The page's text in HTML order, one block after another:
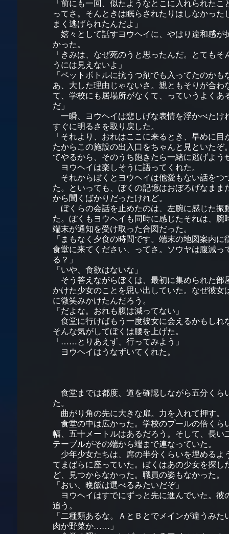
「前にも一回、似たようなとこに入れられたこ
ってさ。そんときは眠らされたりはしなかった
まく逃げられたんだよ」
嬉々として話すヨウヘイに、やはり違和感が
かった。
「きみは、なぜ死のうと思ったんだ。とてもそ
うには見えないよ」
「ペットボトルに抗うつ剤でも入ってたのかも
あ、大した理由じゃないさ。親ともそりが合わ
て、学校にも居場所がなくて、っていうよくあ
だ」
一瞬、ヨウヘイは悲しげな表情を浮かべたけ
すぐに明るさを取り戻した。
「それより、おれはここに来るとき、早めに目
たからこの施設の出入口をちゃんと見といたぞ
てやるから、そのうち飽きたら一緒に逃げよう
ヨウヘイは楽しそうに語ってくれた。
それからぼくとヨウヘイは他愛もない話をつ
た。といっても、ぼくの記憶はおぼろげなまま
から聞くばかりだったけれど。
ぼくらの会話を止めたのは、左腕に感じた振
た。ぼくもヨウヘイも同時に感じたそれは、腕
端末が通知を受け取った合図だった。
「まもなく夕食の時間です。端末の地図案内に
食堂に来てください、ってさ。ソウヤは腹減っ
る？」
「いや、食欲はないな」
そう答えながらぼくは、最初に集められた部
かけた少女のことを思い出していた。なぜ彼女
に微笑みかけたんだろう。
「だよな。おれも腹は減ってない」
食堂に行けばもう一度彼女に会えるかもしれ
そんな気がしてぼくは腰を上げた。
「……とりあえず、行ってみよう」
ヨウヘイはうなずいてくれた。
食堂までは都度、道を確認しながら五分くら
た。
曲がり角の先に大きな扉。力を入れて押す。
食堂の中は広かった。学校のプールの倍くら
幅、五十メートルはあるだろう。そして、長い
テーブルがその端から端まで連なっていた。
少年少女たちは、席の半分くらいを埋めるよ
てまばらに座っていた。ぼくはあの少女を探し
ど、見つからなかった。職員の姿もなかった。
「おい、晩飯は選べるみたいだぞ」
ヨウヘイはすでにずっと先に進んでいた。彼
追う。
「二種類あるな。ＡとＢとでメインが違うみた
肉か野菜か……」